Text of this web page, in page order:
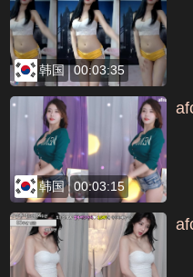
韩国 00:03:35
韩国 00:03:15